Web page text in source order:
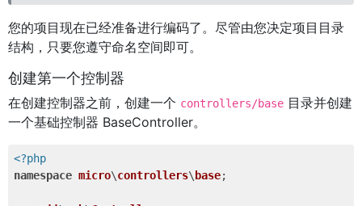
您的项目现在已经准备进行编码了。尽管由您决定项目目录
结构，只要您遵守命名空间即可。
创建第一个控制器
在创建控制器之前，创建一个 controllers/base 目录并创建
一个基础控制器 BaseController。
<?php
namespace micro\controllers\ base;